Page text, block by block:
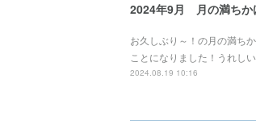
2024年9月 月の満ち
お久しぶり～！の月の満ち
ことになりました！うれし
2024.08.19 10:16